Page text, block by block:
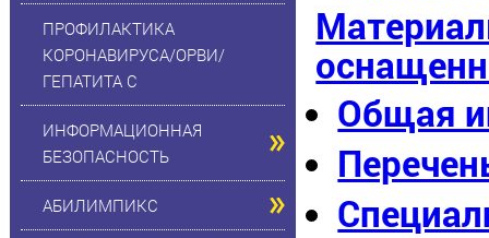
ПРОФИЛАКТИКА
КОРОНАВИРУСА/ОРВИ/
ГЕПАТИТА С
ИНФОРМАЦИОННАЯ
БЕЗОПАСНОСТЬ
АБИЛИМПИКС
Общая